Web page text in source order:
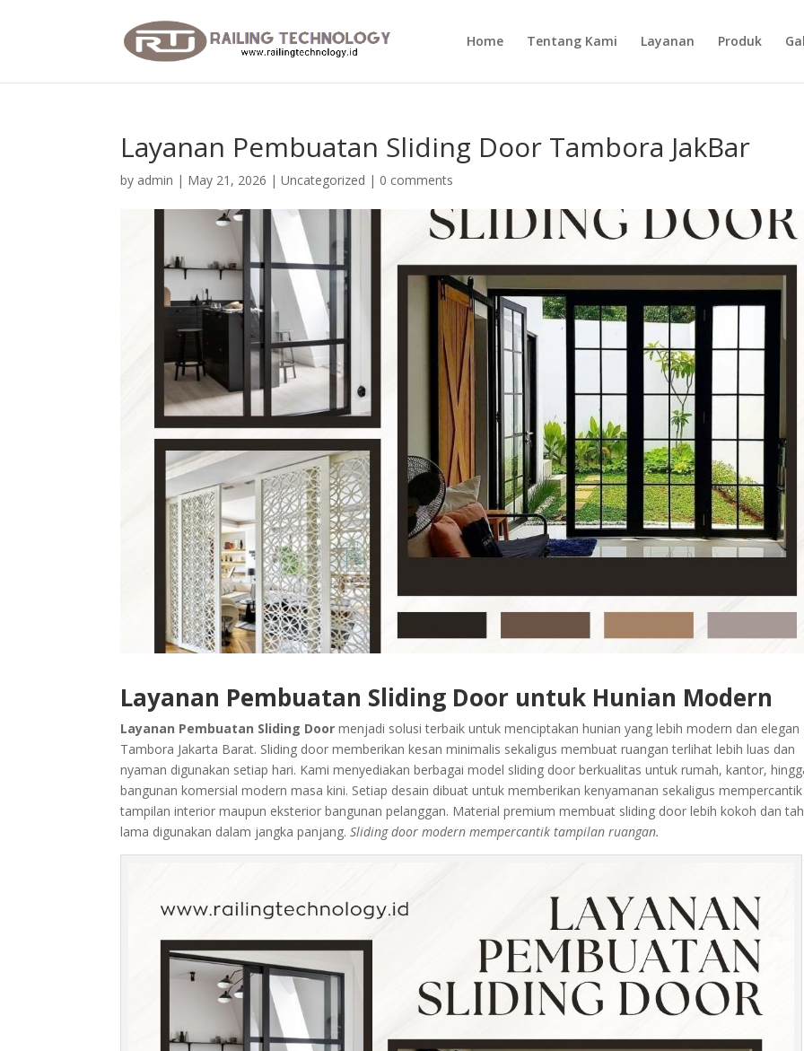
Home Tentang Kami Layanan Produk
Layanan Pembuatan Sliding Door Tambora JakBar
by admin | May 21, 2026 |Uncategorized | 0 comments
Layanan Pembuatan Sliding Door untuk Hunian Modern
Layanan Pembuatan Sliding Door menjadi solusi terbaik untuk menciptakan hunian yang lebih modern dan elegan
Tambora Jakarta Barat. Sliding door memberikan kesan minimalis sekaligus membuat ruangan terlihat lebih luas dan
nyaman digunakan setiap hari. Kami menyediakan berbagai model sliding door berkualitas untuk rumah, kantor,
bangunan komersial modern masa kini. Setiap desain dibuat untuk memberikan kenyamanan sekaligus mempercantik
tampilan interior maupun eksterior bangunan pelanggan. Material premium membuat sliding door lebih kokoh dan
lama digunakan dalam jangka panjang.Sliding door modern mempercantik tampilan ruangan.